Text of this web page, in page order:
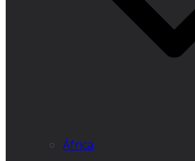
África